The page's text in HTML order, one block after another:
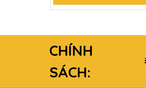
CHÍNH
SÁCH: